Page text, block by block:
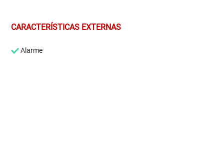
CARACTERÍSTICAS EXTERNAS
Alarme